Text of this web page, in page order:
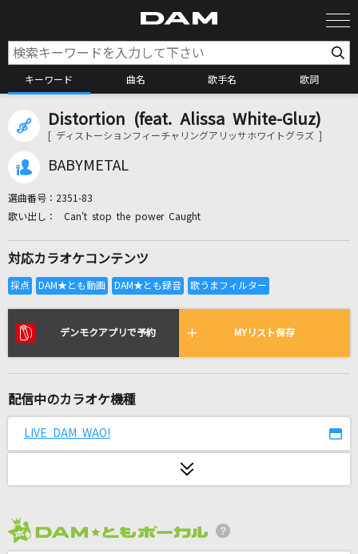
キーワード 曲名 歌手名 歌詞
カラオケ検索
全国りれき
リアルタイムで歌われている曲の一覧
[生音]SAY YES
[生音]そういう好き
Distortion (feat. Alissa White-Gluz)
[ ディストーションフィーチャリングアリッサホワイトグラズ ]
BABYMETAL
選曲番号： 2351-83
Can't stop the power Caught
対応カラオケコンテンツ
デンモクアプリで予約 MYリスト保存
配信中のカラオケ機種
LIVE DAM WAO!